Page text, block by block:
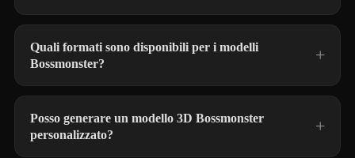
Quali formati sono disponibili per i modelli
Bossmonster?
Posso generare un modello 3D Bossmonster
personalizzato?